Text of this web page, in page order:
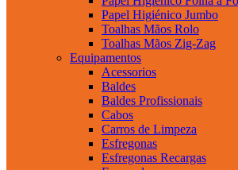
Papel Higiénico Jumbo
Toalhas Mãos Rolo
Toalhas Mãos Zig-Zag
Equipamentos
Acessorios
Baldes
Baldes Profissionais
Cabos
Carros de Limpeza
Esfregonas
Esfregonas Recargas